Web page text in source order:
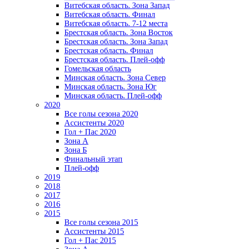
Витебская область. Зона Запад
Витебская область. Финал
Витебская область. 7-12 места
Брестская область. Зона Восток
Брестская область. Зона Запад
Брестская область. Финал
Брестская область. Плей-офф
Гомельская область
Минская область. Зона Север
Минская область. Зона Юг
Минская область. Плей-офф
2020
Все голы сезона 2020
Ассистенты 2020
Гол + Пас 2020
Зона А
Зона Б
Финальный этап
Плей-офф
2019
2018
2017
2016
2015
Все голы сезона 2015
Ассистенты 2015
Гол + Пас 2015